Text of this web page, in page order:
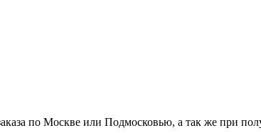
по Москве или Подмосковью, а так же при